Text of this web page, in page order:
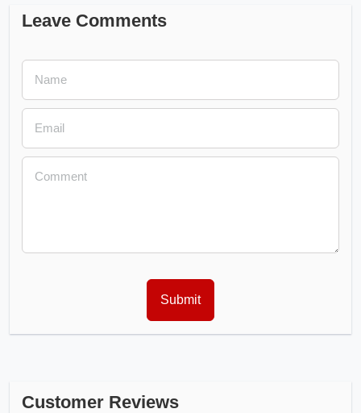
Leave Comments
Customer Reviews